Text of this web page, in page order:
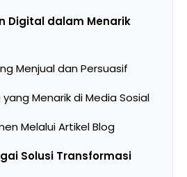
Digital dalam Menarik
Menjual dan Persuasif
Menarik di Media Sosial
Melalui Artikel Blog
Solusi Transformasi